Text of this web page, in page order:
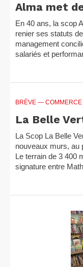
Alma met
En 40 ans, la scop
renier ses statuts
management
salariés et
BRÈVE — COMMERCE
La Belle
La Scop La Belle
nouveaux murs, au
Le terrain de 3 400
signature entre